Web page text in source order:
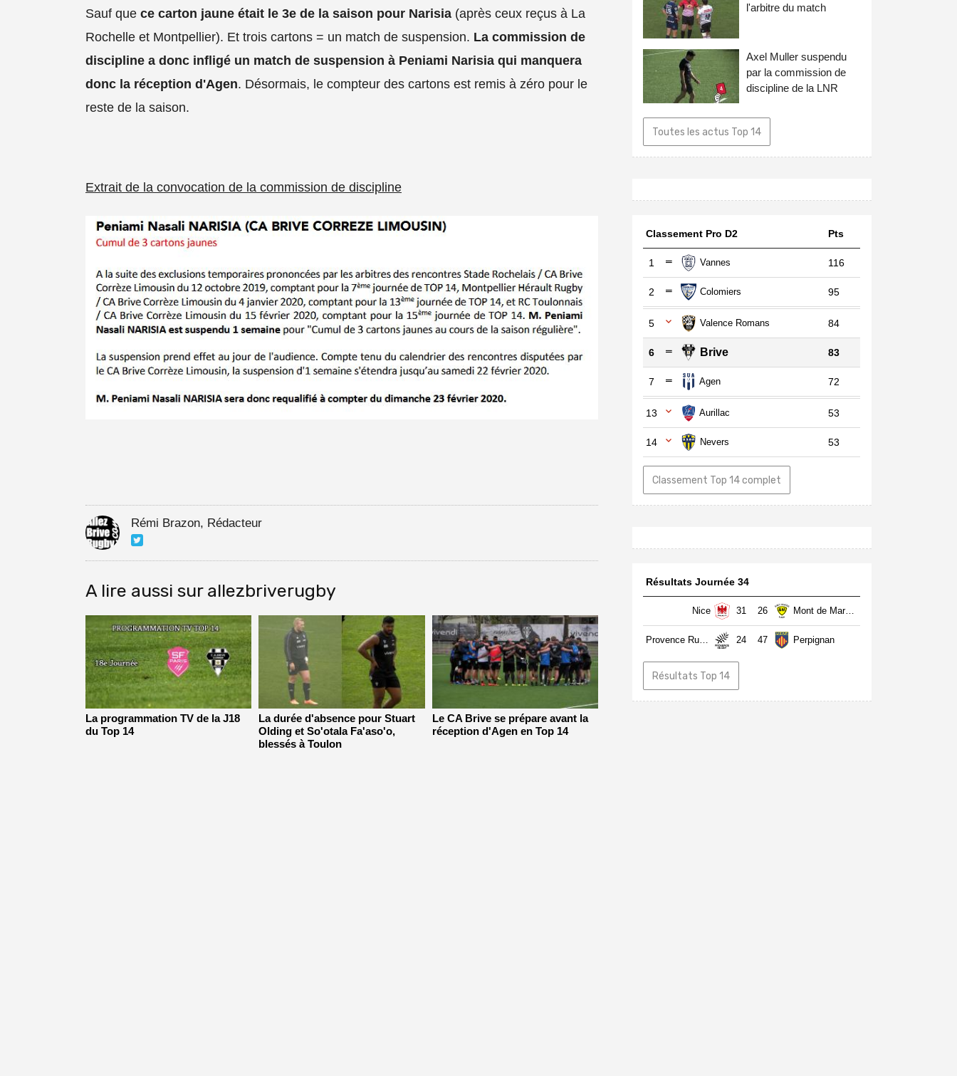
Sauf que ce carton jaune était le 3e de la saison pour Narisia (après ceux reçus à La
Rochelle et Montpellier). Et trois cartons = un match de suspension. La commission de
discipline a donc infligé un match de suspension à Peniami Narisia qui manquera
donc la réception d'Agen. Désormais, le compteur des cartons est remis à zéro pour le
reste de la saison.
Extrait de la convocation de la commission de discipline
Rémi Brazon, Rédacteur
A lire aussi sur allezbriverugby
La programmation TV de la J18
du Top 14
La durée d'absence pour Stuart
Olding et So'otala Fa'aso'o,
blessés à Toulon
Le CA Brive se prépare avant la
réception d'Agen en Top 14
l'arbitre du match
Axel Muller suspendu
par la commission de
discipline de la LNR
Toutes les actus Top 14
Classement Pro D2 Pts
1 Vannes 116
2 Colomiers 95
5 Valence Romans 84
6 Brive 83
7 Agen 72
13 Aurillac 53
14 Nevers 53
Classement Top 14 complet
Résultats Journée 34
Nice 31 26 Mont de Marsan
24 47 Perpignan
Résultats Top 14